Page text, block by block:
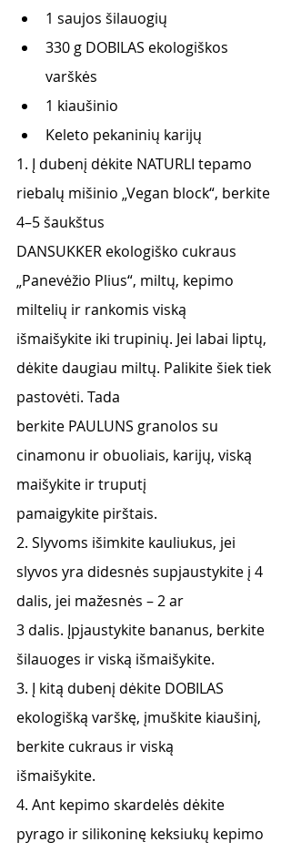
1 saujos šilauogių
330 g DOBILAS ekologiškos
varškės
1 kiaušinio
Keleto pekaninių karijų
1. Į dubenį dėkite NATURLI tepamo
riebalų mišinio „Vegan block“, berkite
4–5 šaukštus
DANSUKKER ekologiško cukraus
„Panevėžio Plius“, miltų, kepimo
miltelių ir rankomis viską
išmaišykite iki trupinių. Jei labai liptų,
dėkite daugiau miltų. Palikite šiek tiek
pastovėti. Tada
berkite PAULUNS granolos su
cinamonu ir obuoliais, karijų, viską
maišykite ir truputį
pamaigykite pirštais.
2. Slyvoms išimkite kauliukus, jei
slyvos yra didesnės supjaustykite į 4
dalis, jei mažesnės – 2 ar
3 dalis. Įpjaustykite bananus, berkite
šilauoges ir viską išmaišykite.
3. Į kitą dubenį dėkite DOBILAS
ekologišką varškę, įmuškite kiaušinį,
berkite cukraus ir viską
išmaišykite.
4. Ant kepimo skardelės dėkite
pyrago ir silikoninę keksiukų kepimo